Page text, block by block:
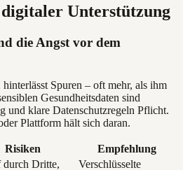
Unterstützung
die Angst vor dem
Spuren – oft mehr, als ihm
Gesundheitsdaten sind
und klare Datenschutzregeln Pflicht.
Plattform hält sich daran.
Risiken
Empfehlung
Dritte,
Verschlüsselte